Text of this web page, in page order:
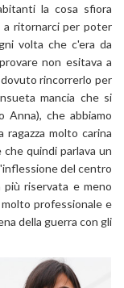
la cosa sfiora
a ritornarci per poter
volta che c'era da
non esitava a
rincorrerlo per
mancia che si
Anna), che abbiamo
ragazza molto carina
quindi parlava un
del centro
più riservata e meno
professionale e
della guerra con gli